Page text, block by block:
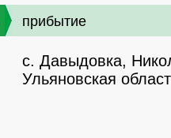
прибытие
с. Давыдовка,
Ульяновская